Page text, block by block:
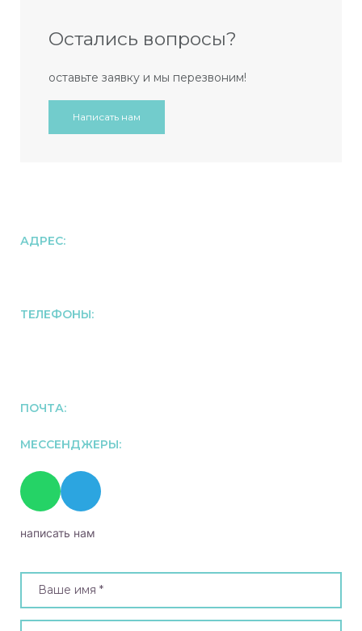
Остались вопросы?
оставьте заявку и мы перезвоним!
Написать нам
АДРЕС:
ТЕЛЕФОНЫ:
ПОЧТА:
МЕССЕНДЖЕРЫ:
написать нам